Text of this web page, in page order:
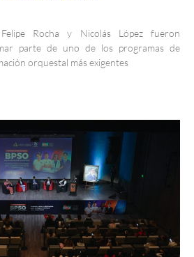
Rocha y Nicolás López fueron
parte de uno de los programas de
orquestal más exigentes